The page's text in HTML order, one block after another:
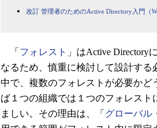
改訂 管理者のためのActive Directory入門（
「 フォレスト 」はActive Directory
なるため、慎重に検討して設計する
中で、複数のフォレストが必要かど
ば１つの組織では１つのフォレスト
ましい。その理由は、「 グローバル